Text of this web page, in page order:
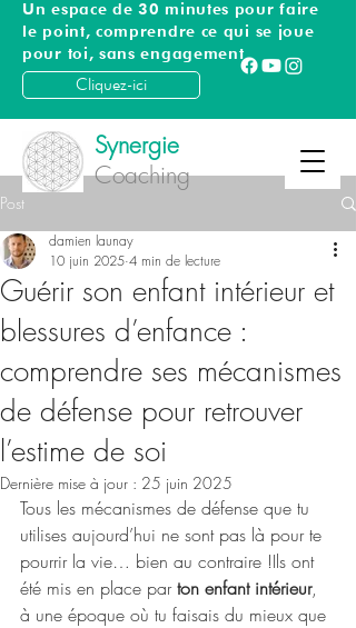
Synergie
Coaching
Un espace de 30 minutes pour faire
le point, comprendre ce qui se joue
pour toi, sans engagement
Cliquez-ici
Post
Guérir son enfant intérieur et
blessures d’enfance :
comprendre ses mécanismes
de défense pour retrouver
l’estime de soi
damien launay
10 juin 2025 4 min de lecture
Dernière mise à jour : 25 juin 2025
Tous les mécanismes de défense que tu
utilises aujourd’hui ne sont pas là pour te
pourrir la vie… bien au contraire !Ils ont
été mis en place par ton enfant intérieur,
à une époque où tu faisais du mieux que